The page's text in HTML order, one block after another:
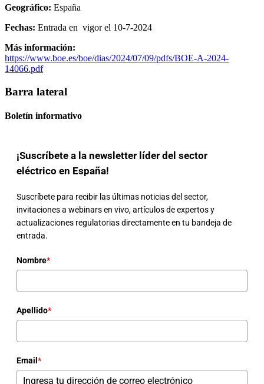
Geográfico: España
Fechas: Entrada en vigor el 10-7-2024
Más información:
https://www.boe.es/boe/dias/2024/07/09/pdfs/BOE-A-2024-
14066.pdf
Barra lateral
Boletín informativo
¡Suscríbete a la newsletter líder del sector
eléctrico en España!
Suscríbete para recibir las últimas noticias del sector,
invitaciones a webinars en vivo, artículos de expertos y
actualizaciones regulatorias directamente en tu bandeja de
entrada.
Nombre*
Apellido*
Email *